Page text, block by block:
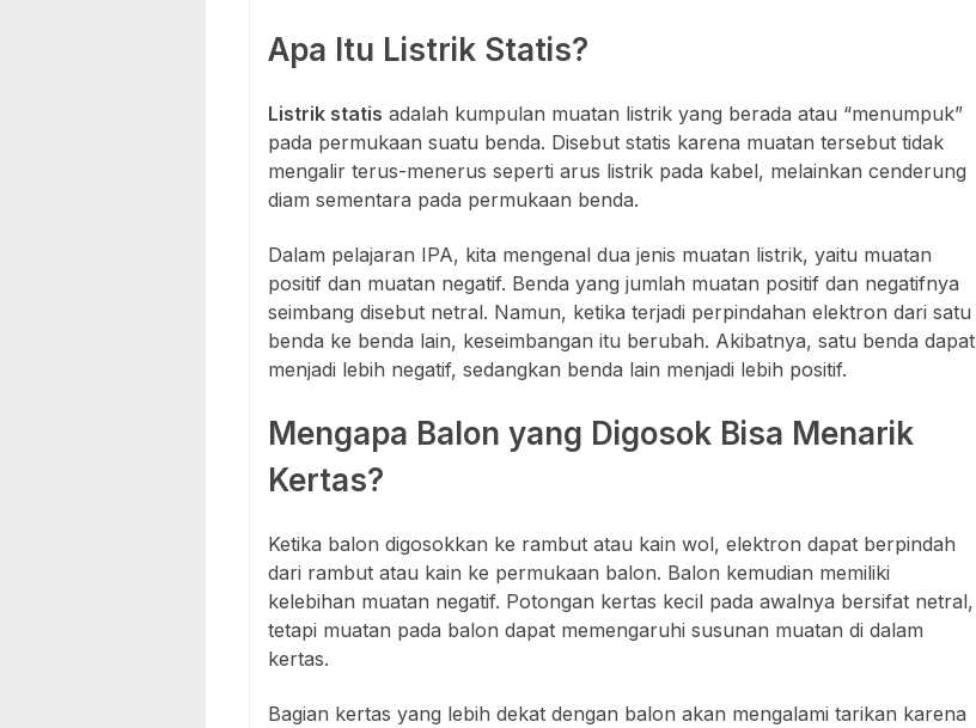
Apa Itu Listrik Statis?
Listrik statis adalah kumpulan muatan listrik yang berada atau “menumpuk”
pada permukaan suatu benda. Disebut statis karena muatan tersebut tidak
mengalir terus-menerus seperti arus listrik pada kabel, melainkan cenderung
diam sementara pada permukaan benda.
Dalam pelajaran IPA, kita mengenal dua jenis muatan listrik, yaitu muatan
positif dan muatan negatif. Benda yang jumlah muatan positif dan negatifnya
seimbang disebut netral. Namun, ketika terjadi perpindahan elektron dari satu
benda ke benda lain, keseimbangan itu berubah. Akibatnya, satu benda dapat
menjadi lebih negatif, sedangkan benda lain menjadi lebih positif.
Mengapa Balon yang Digosok Bisa Menarik
Kertas?
Ketika balon digosokkan ke rambut atau kain wol, elektron dapat berpindah
dari rambut atau kain ke permukaan balon. Balon kemudian memiliki
kelebihan muatan negatif. Potongan kertas kecil pada awalnya bersifat netral,
tetapi muatan pada balon dapat memengaruhi susunan muatan di dalam
kertas.
Bagian kertas yang lebih dekat dengan balon akan mengalami tarikan karena